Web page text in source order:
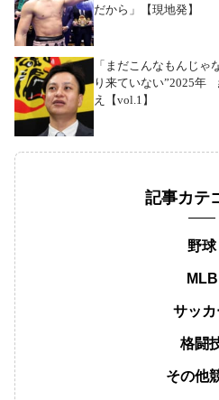
だから」【現地発】
「まだこんなもんじゃ
り来ていない”2025年
え【vol.1】
記事カテ
野球
MLB
サッカ
格闘
その他